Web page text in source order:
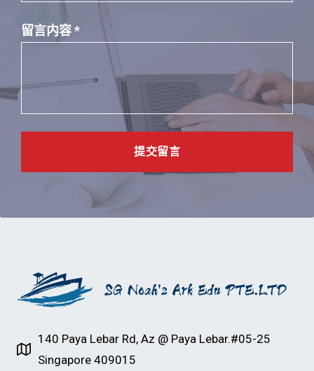
留言内容 *
提交留言
140 Paya Lebar Rd, Az @ Paya Lebar.#05-25
Singapore 409015